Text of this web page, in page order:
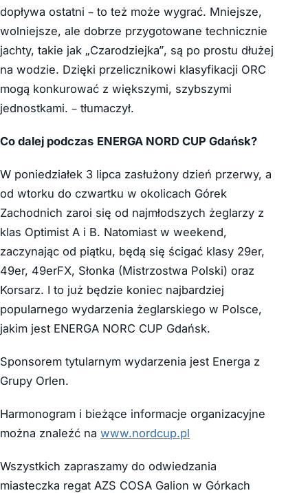
dopływa ostatni – to też może wygrać. Mniejsze,
wolniejsze, ale dobrze przygotowane technicznie
jachty, takie jak „Czarodziejka”, są po prostu dłużej
na wodzie. Dzięki przelicznikowi klasyfikacji ORC
mogą konkurować z większymi, szybszymi
jednostkami. – tłumaczył.
Co dalej podczas ENERGA NORD CUP Gdańsk?
W poniedziałek 3 lipca zasłużony dzień przerwy, a
od wtorku do czwartku w okolicach Górek
Zachodnich zaroi się od najmłodszych żeglarzy z
klas Optimist A i B. Natomiast w weekend,
zaczynając od piątku, będą się ścigać klasy 29er,
49er, 49erFX, Słonka (Mistrzostwa Polski) oraz
Korsarz. I to już będzie koniec najbardziej
popularnego wydarzenia żeglarskiego w Polsce,
jakim jest ENERGA NORC CUP Gdańsk.
Sponsorem tytularnym wydarzenia jest Energa z
Grupy Orlen.
Harmonogram i bieżące informacje organizacyjne
można znaleźć na www.nordcup.pl
Wszystkich zapraszamy do odwiedzania
miasteczka regat AZS COSA Galion w Górkach